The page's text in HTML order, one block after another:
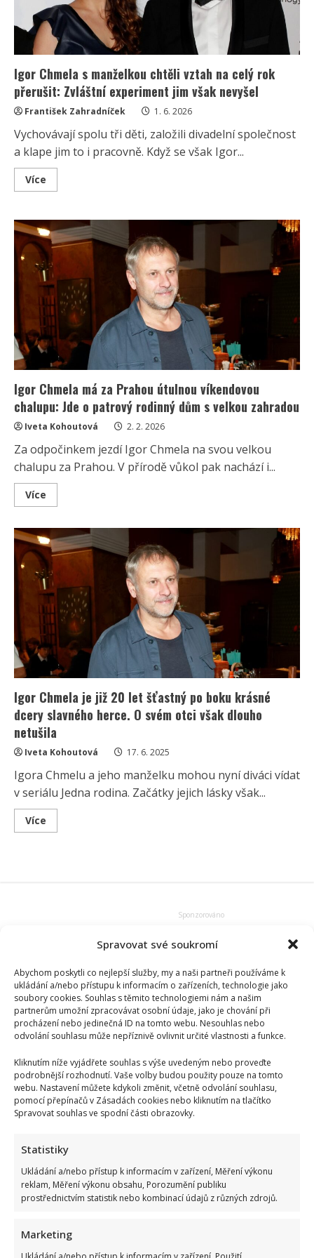
Spravovat své soukromí
Abychom poskytli co nejlepší služby, my a naši partneři používáme k
ukládání a/nebo přístupu k informacím o zařízeních, technologie jako
soubory cookies. Souhlas s těmito technologiemi nám a našim
partnerům umožní zpracovávat osobní údaje, jako je chování při
procházení nebo jedinečná ID na tomto webu. Nesouhlas nebo
odvolání souhlasu může nepříznivě ovlivnit určité vlastnosti a funkce.
Kliknutím níže vyjádřete souhlas s výše uvedeným nebo proveďte
podrobnější rozhodnutí. Vaše volby budou použity pouze na tomto
webu. Nastavení můžete kdykoli změnit, včetně odvolání souhlasu,
pomocí přepínačů v Zásadách cookies nebo kliknutím na tlačítko
Spravovat souhlas ve spodní části obrazovky.
Statistiky
Ukládání a/nebo přístup k informacím v zařízení, Měření výkonu
reklam, Měření výkonu obsahu, Porozumění publiku
prostřednictvím statistik nebo kombinací údajů z různých zdrojů.
Marketing
Igor Chmela s manželkou chtěli vztah na celý rok
přerušit: Zvláštní experiment jim však nevyšel
František Zahradníček 1. 6. 2026
Vychovávají spolu tři děti, založili divadelní společnost
a klape jim to i pracovně. Když se však Igor...
Více
more
Chmela
s
manželkou
chtěli
na
celý
rok
přerušit:
Zvláštní
experiment
jim
však
nevyšel
Igor Chmela má za Prahou útulnou víkendovou
chalupu: Jde o patrový rodinný dům s velkou zahradou
Iveta Kohoutová 2. 2. 2026
Za odpočinkem jezdí Igor Chmela na svou velkou
chalupu za Prahou. V přírodě vůkol pak nachází i...
Více
more
Chmela
má
za
Prahou
útulnou
víkendovou
chalupu:
Jde
o
patrový
rodinný
dům
s
velkou
zahradou
Igor Chmela je již 20 let šťastný po boku krásné
dcery slavného herce. O svém otci však dlouho
netušila
Iveta Kohoutová 17. 6. 2025
Igora Chmelu a jeho manželku mohou nyní diváci vídat
v seriálu Jedna rodina. Začátky jejich lásky však...
Více
more
herce.
O
svém
otci
však
dlouho
netušila